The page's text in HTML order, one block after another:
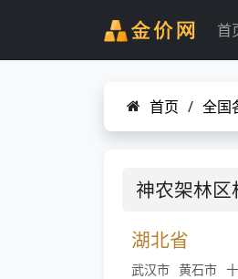
首
首页 / 全国
神农架林
湖北省
武汉市 黄石市